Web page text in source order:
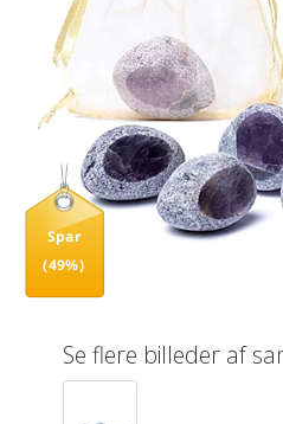
Spar
(49%)
Se flere billeder af